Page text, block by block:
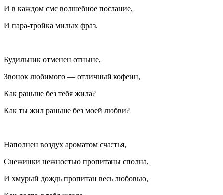
И в каждом смс волшебное послание,
И пара-тройка милых фраз.
Будильник отменен отныне,
Звонок любимого — отличный кофеин,
Как раньше без тебя жила?
Как ты жил раньше без моей любви?
Наполнен воздух ароматом счастья,
Снежинки нежностью пропитаны сполна,
И хмурый дождь пропитан весь любовью,